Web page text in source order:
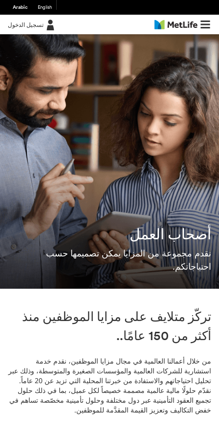
English
Arabic
تسجيل الدخول
أصحاب العمل
نقدم مجموعة من المزايا يمكن تصميمها حسب
احتياجاتكم.​​
تركّز متلايف على مزايا الموظفين منذ
أكثر من 150 عامًا..
من خلال أعمالنا العالمية في مجال مزايا الموظفين، نقدم خدمة
استشارية للشركات العالمية والمؤسسات الصغيرة والمتوسطة، وذلك عبر
تحليل احتياجاتهم والاستفادة من خبرتنا المحلية التي تزيد عن 20 عاماً.
نقدّم حلولًا مالية عالمية مصممة خصيصاً لكل عميل، بما في ذلك حلول
تجميع العقود التأمينية عبر دول مختلفة وحلول تأمينية مخصّصة تساهم في
خفض التكاليف وتعزيز القيمة المقدَّمة للموظفين.​